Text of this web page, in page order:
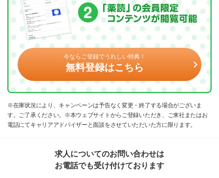
今ならご登録でうれしい特典！
無料登録はこちら
※在庫状況により、キャンペーンは予告なく変更・終了する場合がございま
す。ご了承ください。※本ウェブサイトからご登録いただき、ご来社またはお
電話にてキャリアアドバイザーと面談をさせていただいた方に限ります。
求人についてのお問い合わせは
お電話でも受け付けております